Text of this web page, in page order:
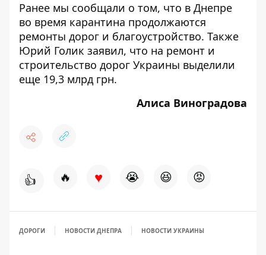
Ранее мы сообщали о том, что в Днепре
во время карантина продолжаются
ремонты дорог и благоустройство. Также
Юрий Голик заявил, что на ремонт и
строительство дорог Украины выделили
еще 19,3 млрд грн.
Алиса Виноградова
👍 🔥 ♥ 😭 😆 😡
ДОРОГИ НОВОСТИ ДНЕПРА НОВОСТИ УКРАИНЫ